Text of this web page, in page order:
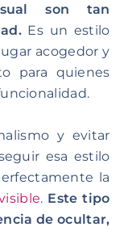
son tan
Es un estilo
acogedor y
para quienes
y evitar
esa estilo
la
. Este tipo
de ocultar,